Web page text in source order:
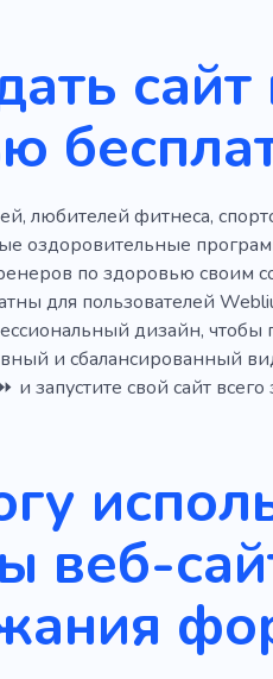
Ночное сиденье
Шаблоны для сайтов
любителей фитнеса,
оздоровительные
по здоровью своим
для пользователей
дизайн,
и сбалансированный
и запустите свой сайт всего
веб-